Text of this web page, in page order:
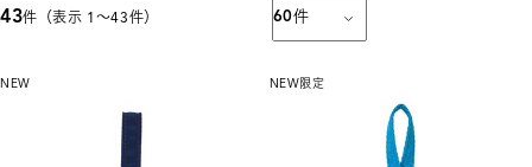
43件（表示 1〜43件） 60件
NEW NEW限定